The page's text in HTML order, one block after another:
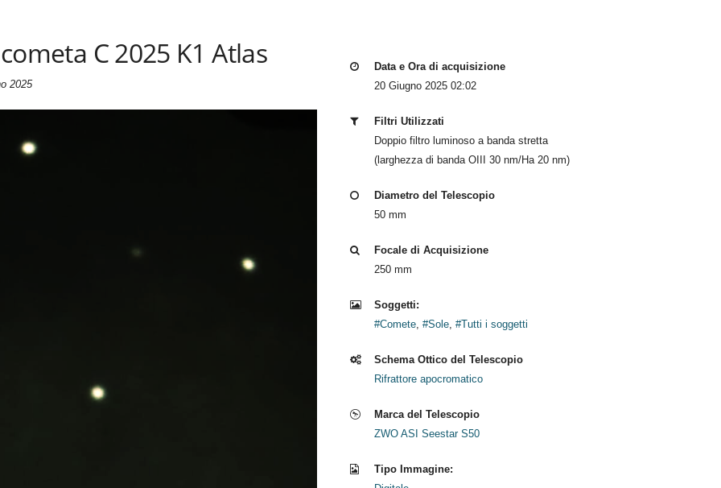
C 2025 K1 Atlas
2025
Data e Ora di acquisizione
20 Giugno 2025 02:02
Filtri Utilizzati
Doppio filtro luminoso a banda stretta
(larghezza di banda OIII 30 nm/Ha 20 nm)
Diametro del Telescopio
50 mm
Focale di Acquisizione
250 mm
Soggetti:
#Comete, #Sole, #Tutti i soggetti
Schema Ottico del Telescopio
Rifrattore apocromatico
Marca del Telescopio
ZWO ASI Seestar S50
Tipo Immagine: